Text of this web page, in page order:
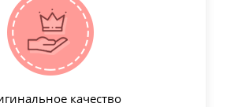
качество